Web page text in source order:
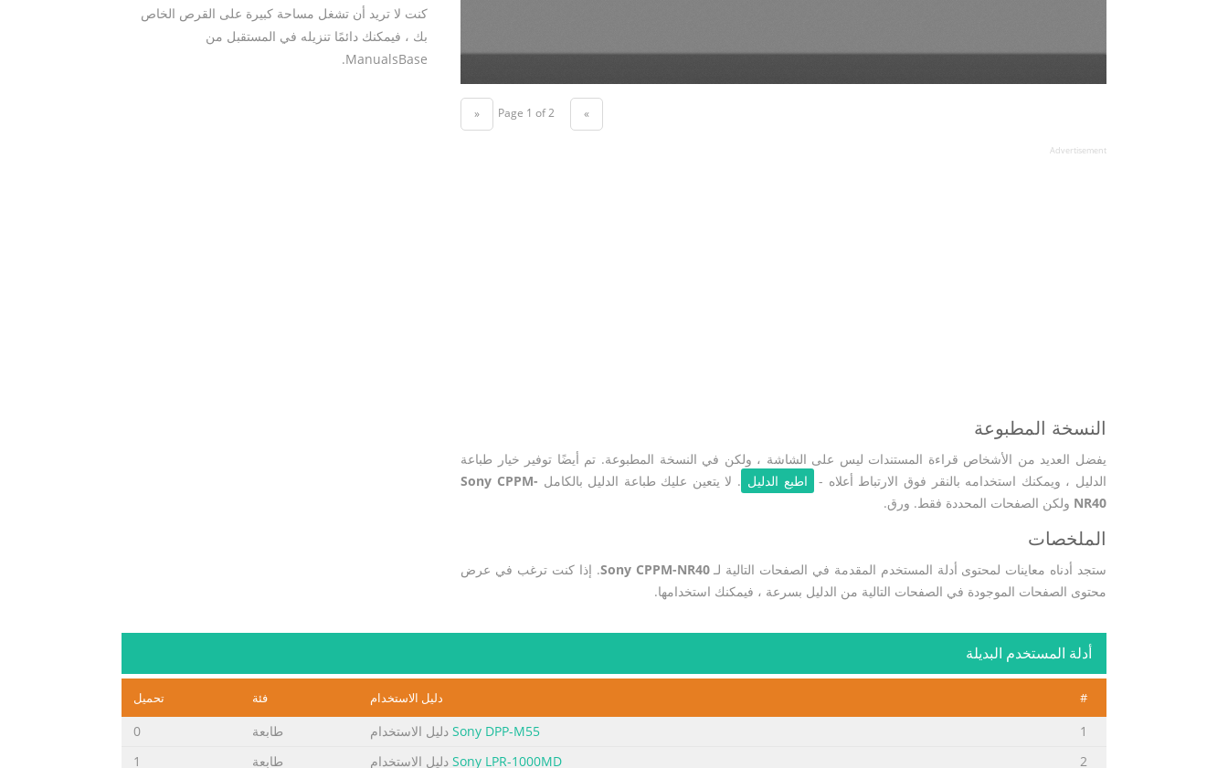
كنت لا تريد أن تشغل مساحة كبيرة على القرص الخاص
بك ، فيمكنك دائمًا تنزيله في المستقبل من
ManualsBase.
« Page 1 of 2 »
Advertisement
النسخة المطبوعة
يفضل العديد من الأشخاص قراءة المستندات ليس على الشاشة ، ولكن في النسخة المطبوعة. تم أيضًا توفير خيار طباعة
الدليل ، ويمكنك استخدامه بالنقر فوق الارتباط أعلاه -
اطبع الدليل . لا يتعين عليك طباعة الدليل بالكامل Sony CPPM-
NR40 ولكن الصفحات المحددة فقط. ورق.
الملخصات
ستجد أدناه معاينات لمحتوى أدلة المستخدم المقدمة في الصفحات التالية لـSony CPPM-NR40. إذا كنت ترغب في عرض
محتوى الصفحات الموجودة في الصفحات التالية من الدليل بسرعة ، فيمكنك استخدامها.
أدلة المستخدم البديلة
# دليل الاستخدام فئة تحميل
1
Sony DPP-M55 دليل الاستخدام طابعة
0
2
Sony LPR-1000MD دليل الاستخدام طابعة
1